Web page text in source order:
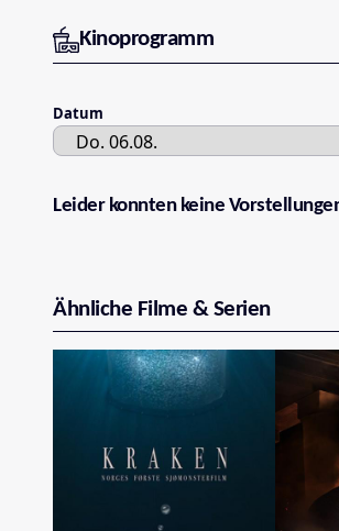
Kinoprogramm
Datum
Leider konnten keine
Ähnliche Filme & Serien